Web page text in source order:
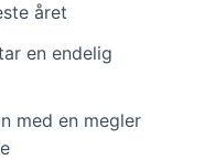
året
en endelig
med en megler